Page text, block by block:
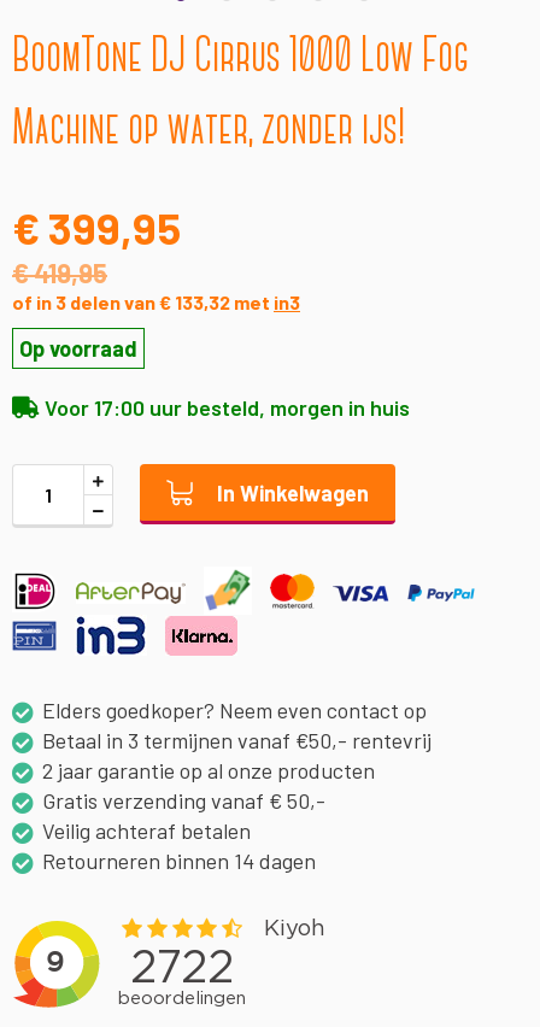
BoomTone DJ Cirrus 1000 Low Fog
Machine op water, zonder ijs!
€ 399,95
€ 419,95
of in 3 delen van € 133,32 met in3
Op voorraad
Voor 17:00 uur besteld, morgen in huis
In Winkelwagen
Elders goedkoper? Neem even contact op
Betaal in 3 termijnen vanaf €50,- rentevrij
2 jaar garantie op al onze producten
Gratis verzending vanaf € 50,-
Veilig achteraf betalen
Retourneren binnen 14 dagen
naar
het
begin
van